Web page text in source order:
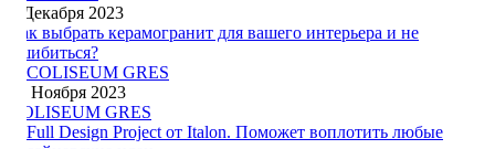
4 Декабря 2023
Как выбрать керамогранит для вашего интерьера и не
ошибиться?
10 Ноября 2023
COLISEUM GRES